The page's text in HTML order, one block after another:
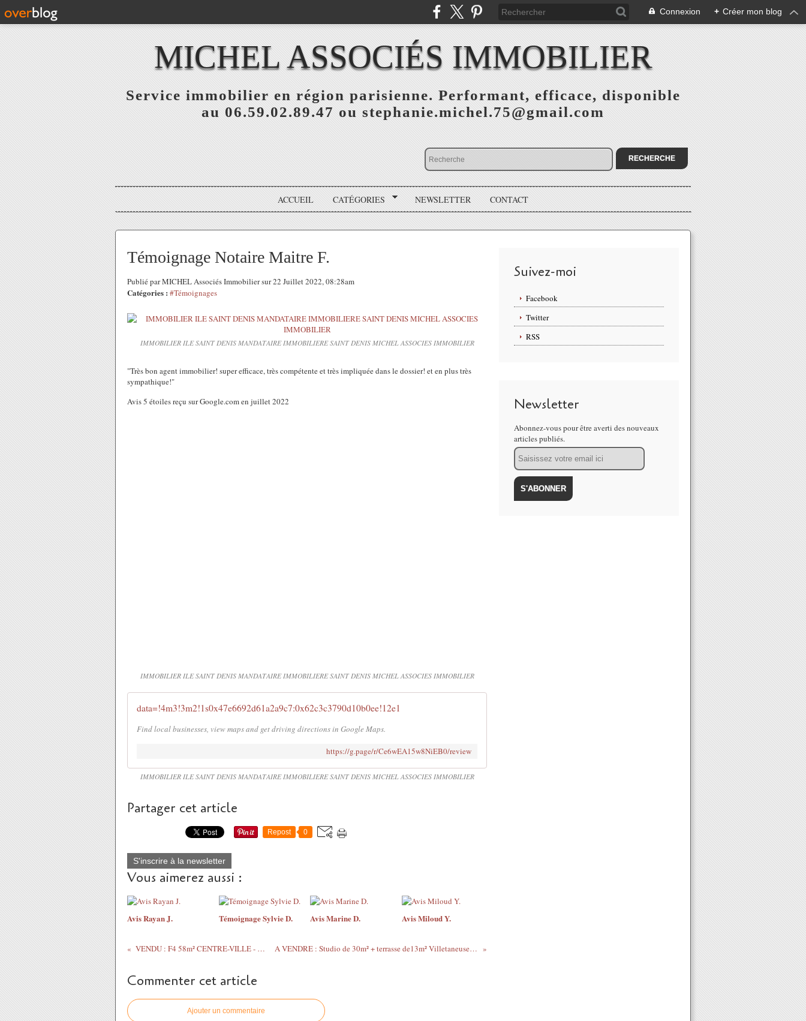
Connexion + Créer mon blog
MICHEL ASSOCIÉS IMMOBILIER
Service immobilier en région parisienne. Performant, efficace, disponible
au 06.59.02.89.47 ou stephanie.michel.75@gmail.com
ACCUEIL CATÉGORIES NEWSLETTER CONTACT
Témoignage Notaire Maitre F.
Publié par MICHEL Associés Immobilier sur 22 Juillet 2022, 08:28am
Catégories : #Témoignages
IMMOBILIER ILE SAINT DENIS MANDATAIRE IMMOBILIERE SAINT DENIS MICHEL ASSOCIES IMMOBILIER
"Très bon agent immobilier! super efficace, très compétente et très impliquée dans le dossier! et en plus très
sympathique!"
Avis 5 étoiles reçu sur Google.com en juillet 2022
IMMOBILIER ILE SAINT DENIS MANDATAIRE IMMOBILIERE SAINT DENIS MICHEL ASSOCIES IMMOBILIER
data=!4m3!3m2!1s0x47e6692d61a2a9c7:0x62c3c3790d10b0ee!12e1
Find local businesses, view maps and get driving directions in Google Maps.
https://g.page/r/Ce6wEA15w8NiEB0/review
IMMOBILIER ILE SAINT DENIS MANDATAIRE IMMOBILIERE SAINT DENIS MICHEL ASSOCIES IMMOBILIER
Partager cet article
Repost 0
S'inscrire à la newsletter
Vous aimerez aussi :
Avis Rayan J. Témoignage Sylvie D. Avis Marine D. Avis Miloud Y.
VENDU : F4 58m² CENTRE-VILLE - VUE SEINE A VENDRE : Studio de 30m² + terrasse de13m² Villetaneuse - 117 000 € HAI
Commenter cet article
Ajouter un commentaire
Suivez-moi
Facebook
Twitter
RSS
Newsletter
Abonnez-vous pour être averti des nouveaux
articles publiés.
Email